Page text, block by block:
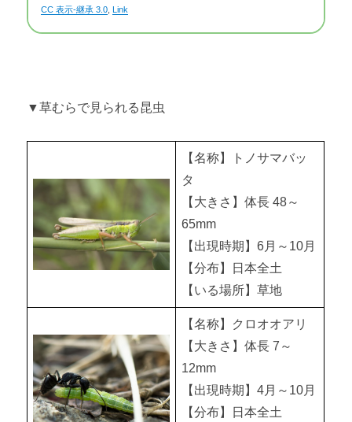
CC 表示-継承 3.0 Link
▼草むらで見られる昆虫
【名称】トノサマバッ
タ
【大きさ】体長 48～
65mm
【出現時期】6月～10月
【分布】日本全土
【いる場所】草地
【名称】クロオオアリ
【大きさ】体長 7～
12mm
【出現時期】4月～10月
【分布】日本全土